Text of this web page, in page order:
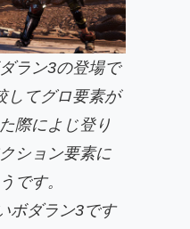
ラン3の登場で
してグロ要素が
際によじ登り
ション要素に
です。
ボダラン3です